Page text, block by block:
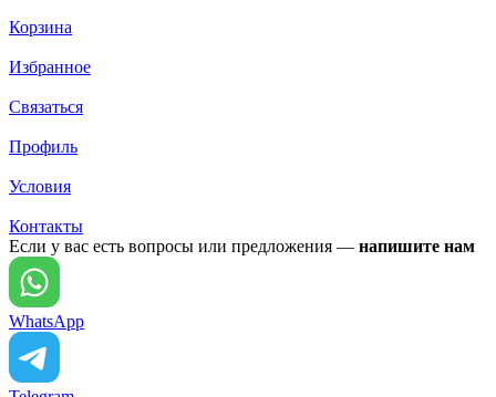
Корзина
Избранное
Связаться
Профиль
Условия
Контакты
Если у вас есть вопросы или предложения — напишите нам
WhatsApp